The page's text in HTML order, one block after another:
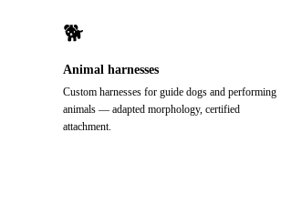
🐕
Animal harnesses
Custom harnesses for guide dogs and performing
animals — adapted morphology, certified
attachment.